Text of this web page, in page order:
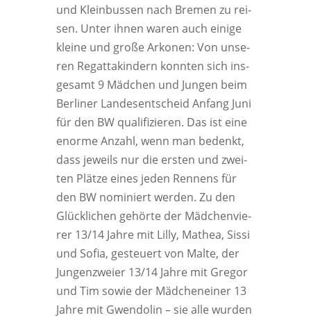
und Klein­bus­sen nach Bre­men zu rei­
sen. Unter ihnen waren auch eini­ge
klei­ne und gro­ße Arko­nen: Von unse­
ren Regat­ta­kin­dern konn­ten sich ins­
ge­samt 9 Mäd­chen und Jun­gen beim
Ber­li­ner Lan­des­ent­scheid Anfang Juni
für den BW qua­li­fi­zie­ren. Das ist eine
enor­me Anzahl, wenn man bedenkt,
dass jeweils nur die ers­ten und zwei­
ten Plät­ze eines jeden Ren­nens für
den BW nomi­niert wer­den. Zu den
Glück­li­chen gehör­te der Mäd­chen­vie­
rer 13/14 Jah­re mit Lil­ly, Mathea, Sis­si
und Sofia, gesteu­ert von Mal­te, der
Jun­gen­zwei­er 13/14 Jah­re mit Gre­gor
und Tim sowie der Mäd­chen­ei­ner 13
Jah­re mit Gwen­do­lin – sie alle wur­den